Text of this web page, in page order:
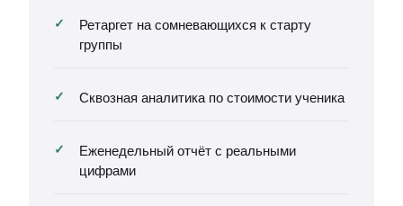
Ретаргет на сомневающихся к старту
группы
Сквозная аналитика по стоимости ученика
Еженедельный отчёт с реальными
цифрами